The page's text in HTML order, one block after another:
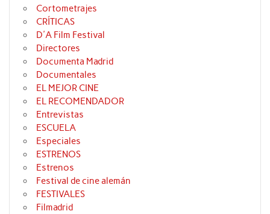
Cortometrajes
CRÍTICAS
D'A Film Festival
Directores
Documenta Madrid
Documentales
EL MEJOR CINE
EL RECOMENDADOR
Entrevistas
ESCUELA
Especiales
ESTRENOS
Estrenos
Festival de cine alemán
FESTIVALES
Filmadrid